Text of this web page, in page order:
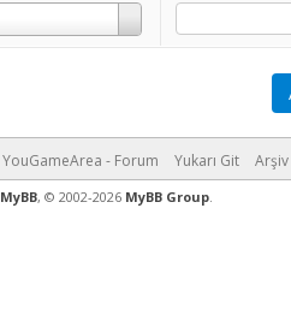
YouGameArea - Forum Yukarı Git Arşiv
MyBB, © 2002-2026 MyBB Group